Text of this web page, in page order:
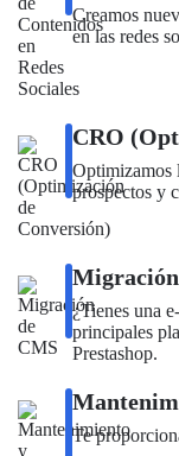
Creamos
en las redes
CRO
Optimizamos
prospectos y
¿Tienes una
principales
Prestashop.
Te